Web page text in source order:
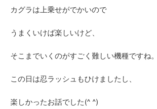
カグラは上乗せがでかいので
うまくいけば楽しいけど、
そこまでいくのがすごく難しい機種ですね。
この日は忍ラッシュもひけましたし、
楽しかったお話でした(^ ^)